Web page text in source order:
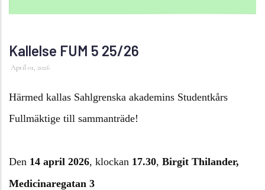
Kallelse FUM 5 25/26
April 01, 2026
Härmed kallas Sahlgrenska akademins Studentkårs
Fullmäktige till sammanträde!
Den 14 april 2026, klockan 17.30, Birgit Thilander,
Medicinaregatan 3